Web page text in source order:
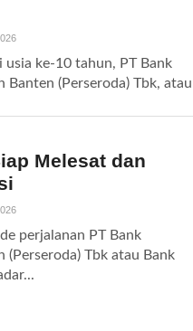
usia ke-10 tahun, PT Bank
Banten (Perseroda) Tbk, atau
Melesat dan
perjalanan PT Bank
(Perseroda) Tbk atau Bank